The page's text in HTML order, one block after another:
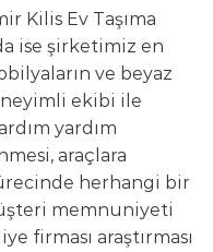
Kilis Ev Taşıma
ise şirketimiz en
ve beyaz
ekibi ile
yardım
araçlara
herhangi bir
memnuniyeti
firması araştırması